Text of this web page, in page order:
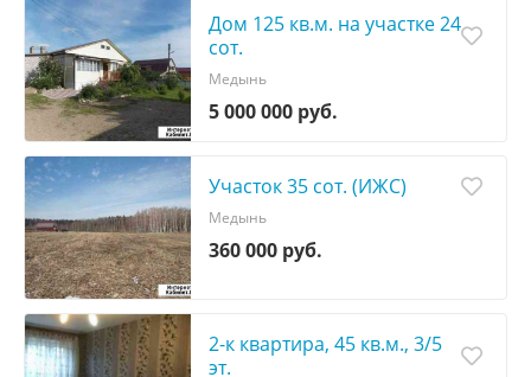
Дом 125 кв.м. на участке 24
сот.
5 000 000 руб.
Медынь
Участок 35 сот. (ИЖС)
360 000 руб.
Медынь
2-к квартира, 45 кв.м., 3/5
эт.